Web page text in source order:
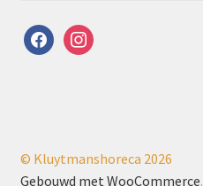
facebookinstagram
© Kluytmanshoreca 2026
Gebouwd met WooCommerce.